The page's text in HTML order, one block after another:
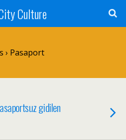
Culture
› Pasaport
gidilen